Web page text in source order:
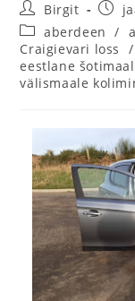
Birgit
aberdeen
/
Craigievari loss
/
eestlane šotimaal
välismaale